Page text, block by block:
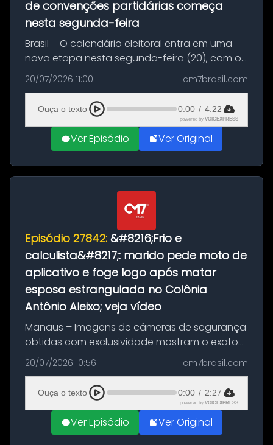
de convenções partidárias começa
nesta segunda-feira
Brasil – O calendário eleitoral entra em uma
nova etapa nesta segunda-feira (20), com o
início do período destinado às convenções
partidárias. Até 5 de agosto, partidos e
federações poderão oficializa...
20/07/2026 11:00 cm7brasil.com
Ouça o texto 0:00 / 4:22
powered by VOICEXPRESS
Ver Episódio Ver Original
Episódio 27842: &#8216;Frio e
calculista&#8217;: marido pede moto de
aplicativo e foge logo após matar
esposa estrangulada no Colônia
Antônio Aleixo; veja vídeo
Manaus – Imagens de câmeras de segurança
obtidas com exclusividade mostram o exato
momento da fuga do principal suspeito da
morte de Larissa Araújo, de 28 anos. O crime
ocorreu na noite deste último d...
20/07/2026 10:56 cm7brasil.com
Ouça o texto 0:00 / 2:27
powered by VOICEXPRESS
Ver Episódio Ver Original